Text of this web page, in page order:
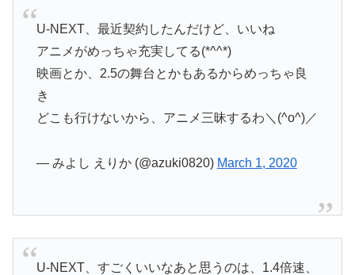
U-NEXT、最近契約したんだけど、いいね
アニメがめっちゃ充実してる(*^^*)
映画とか、2.5の舞台とかもあるからめっちゃ良
き
どこも行けないから、アニメ三昧するわ＼(^o^)／
— みよし えりか (@azuki0820) March 1, 2020
U-NEXT、すごくいいなあと思うのは、1.4倍速、